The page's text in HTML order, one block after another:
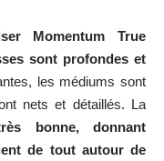
Momentum True
sont profondes et
les médiums sont
nets et détaillés. La
bonne, donnant
de tout autour de